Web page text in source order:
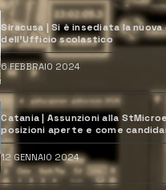
Siracusa | Si è insediata la
dell’Ufficio scolastico
6 FEBBRAIO 2024
Catania | Assunzioni alla
posizioni aperte e come
12 GENNAIO 2024